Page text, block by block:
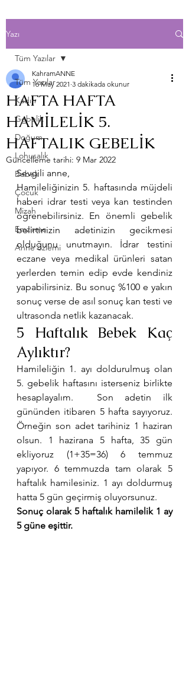
Yazı
Tüm Yazılar
Kadın
Gebelik
Doğum
Lohusalık
Bebek
Çocuk
Mizah
Emzirme
Anne özlemi
Tüm Yazılar
HAFTA HAFTA
HAMİLELİK 5.
HAFTALIK GEBELİK
KahramANNE
16 May 2021 3 dakikada okunur
Güncelleme tarihi: 9 Mar 2022
Sevgili anne,
Hamileliğinizin 5. haftasında müjdeli
haberi idrar testi veya kan testinden
öğrenebilirsiniz. En önemli gebelik
belirtinizin adetinizin gecikmesi
olduğunu unutmayın. İdrar testini
eczane veya medikal ürünleri satan
yerlerden temin edip evde kendiniz
yapabilirsiniz. Bu sonuç %100 e yakın
sonuç verse de asıl sonuç kan testi ve
ultrasonda netlik kazanacak.
5 Haftalık Bebek Kaç
Aylıktır?
Hamileliğin 1. ayı doldurulmuş olan
5. gebelik haftasını isterseniz birlikte
hesaplayalım.  Son adetin ilk
gününden itibaren 5 hafta sayıyoruz.
Örneğin son adet tarihiniz 1 haziran
olsun. 1 hazirana 5 hafta, 35 gün
ekliyoruz (1+35=36) 6 temmuz
yapıyor. 6 temmuzda tam olarak 5
haftalık hamilesiniz. 1 ayı doldurmuş
hatta 5 gün geçirmiş oluyorsunuz.
Sonuç olarak 5 haftalık hamilelik 1 ay
5 güne eşittir.